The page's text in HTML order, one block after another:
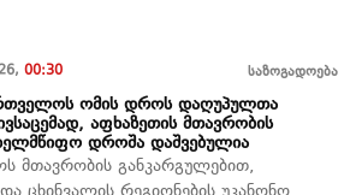
00:30 საზოგადოება
ომის დროს დაღუპულთა
აფხაზეთის მთავრობის
დროშა დაშვებულია
მთავრობის განკარგულებით,